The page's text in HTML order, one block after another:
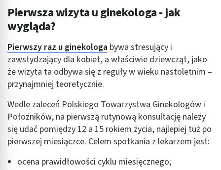
Pierwsza wizyta u ginekologa - jak
wygląda?
Pierwszy raz u ginekologa bywa stresujący i
zawstydzający dla kobiet, a właściwie dziewcząt, jako
że wizyta ta odbywa się z reguły w wieku nastoletnim –
przynajmniej teoretycznie.
Wedle zaleceń Polskiego Towarzystwa Ginekologów i
Położników, na pierwszą rutynową konsultację należy
się udać pomiędzy 12 a 15 rokiem życia, najlepiej tuż po
pierwszej miesiączce. Celem spotkania z lekarzem jest:
ocena prawidłowości cyklu miesięcznego;